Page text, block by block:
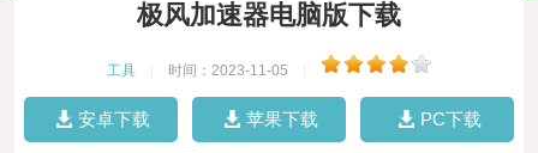
极风加速器电脑版下载
工具 时间：2023-11-05
安卓下载 苹果下载 PC下载